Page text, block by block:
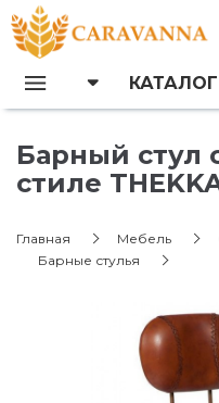
КАТАЛОГ
Барный стул
стиле
Главная Мебель
Барные стулья